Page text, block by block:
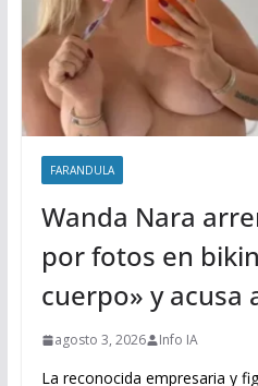
FARANDULA
Wanda Nara
por fotos en
cuerpo» y acusa
agosto 3, 2026 Info IA
La reconocida empresaria y